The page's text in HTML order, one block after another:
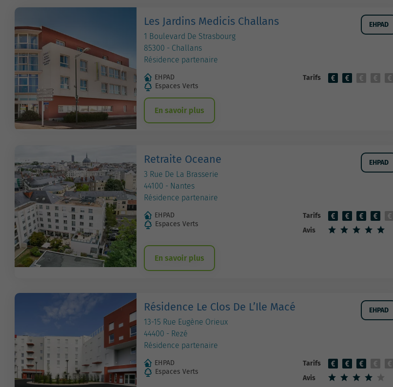
Les Jardins Medicis Challans
1 Boulevard De Strasbourg
85300 - Challans
Résidence partenaire
EHPAD
EHPAD
Espaces Verts
Tarifs
En savoir plus
Retraite Oceane
3 Rue De La Brasserie
44100 - Nantes
Résidence partenaire
EHPAD
EHPAD
Espaces Verts
Tarifs
Avis
En savoir plus
Résidence Le Clos De L’Ile Macé
13-15 Rue Eugène Orieux
44400 - Rezé
Résidence partenaire
EHPAD
EHPAD
Espaces Verts
Tarifs
Avis